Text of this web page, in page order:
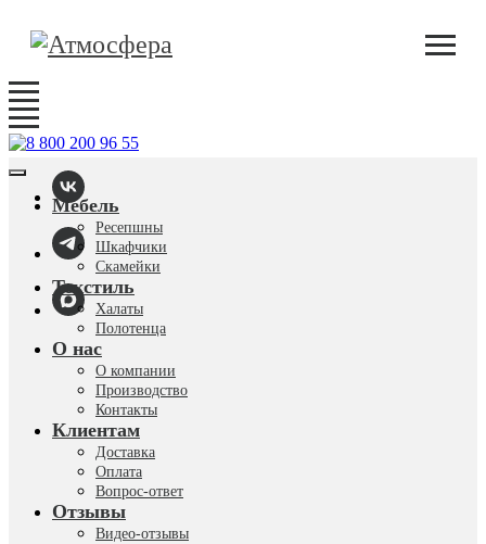
Мебель
Ресепшны
Шкафчики
Скамейки
Текстиль
Халаты
Полотенца
О нас
О компании
Производство
Контакты
Клиентам
Доставка
Оплата
Вопрос-ответ
Отзывы
Видео-отзывы